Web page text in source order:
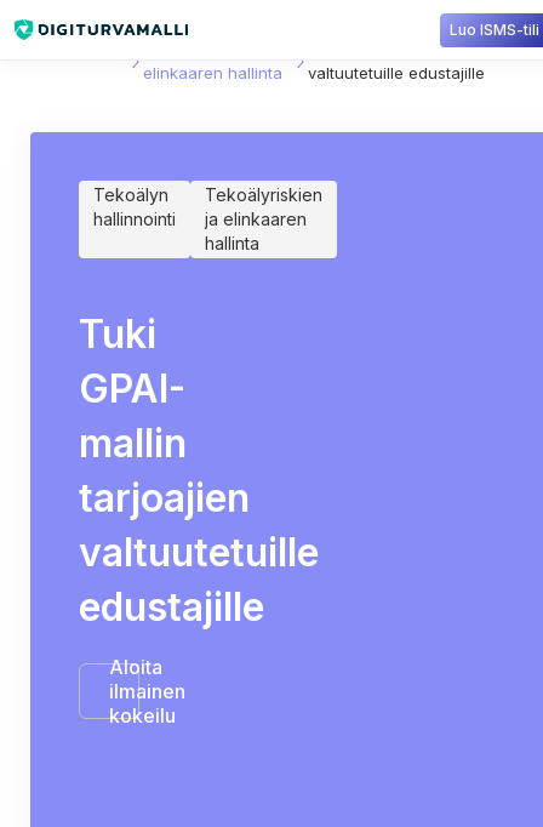
Luo ISMS-tili
elinkaaren hallinta
Tuki GPAI-mallin tarjoajien
valtuutetuille edustajille
Tekoälyn
hallinnointi
Tekoälyriskien
ja elinkaaren
hallinta
Tuki
GPAI-
mallin
tarjoajien
valtuutetuille
edustajille
Aloita
ilmainen
kokeilu